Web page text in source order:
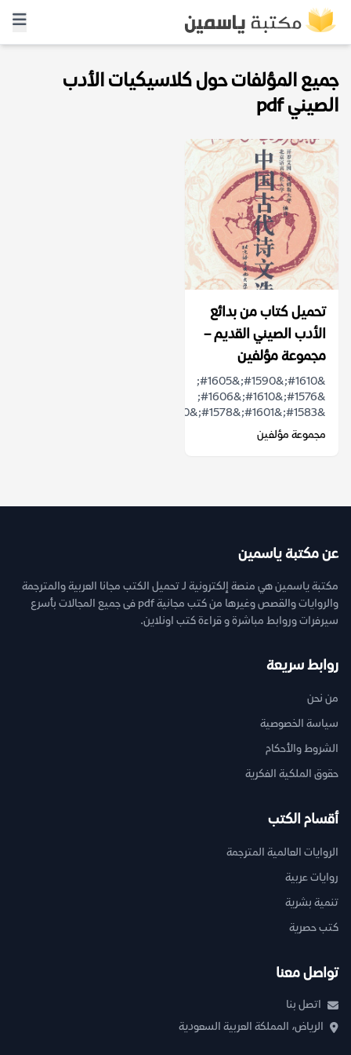
جميع المؤلفات حول كلاسيكيات الأدب
الصيني pdf
تحميل كتاب من بدائع
الأدب الصيني القديم –
مجموعة مؤلفين
&#1610;&#1590;&#1605;
&#1576;&#1610;&#1606;
&#1583;&#1601;&#1578;&#1610;&#1607;...
مجموعة مؤلفين
عن مكتبة ياسمين
مكتبة ياسمين هي منصة إلكترونية لـ تحميل الكتب مجانا العربية والمترجمة
والروايات والقصص وغيرها من كتب مجانية pdf فى جميع المجالات بأسرع
سيرفرات وروابط مباشرة و قراءة كتب اونلاين.
روابط سريعة
من نحن
سياسة الخصوصية
الشروط والأحكام
حقوق الملكية الفكرية
أقسام الكتب
الروايات العالمية المترجمة
روايات عربية
تنمية بشرية
كتب حصرية
تواصل معنا
اتصل بنا
الرياض، المملكة العربية السعودية